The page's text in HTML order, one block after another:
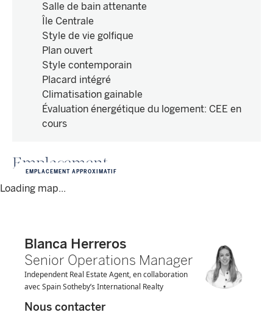
Salle de bain attenante
Île Centrale
Style de vie golfique
Plan ouvert
Style contemporain
Placard intégré
Climatisation gainable
Évaluation énergétique du logement: CEE en
cours
Emplacement
Loading map...
EMPLACEMENT APPROXIMATIF
Blanca Herreros
Senior Operations Manager
Independent Real Estate Agent, en collaboration
avec Spain Sotheby’s International Realty
Nous contacter